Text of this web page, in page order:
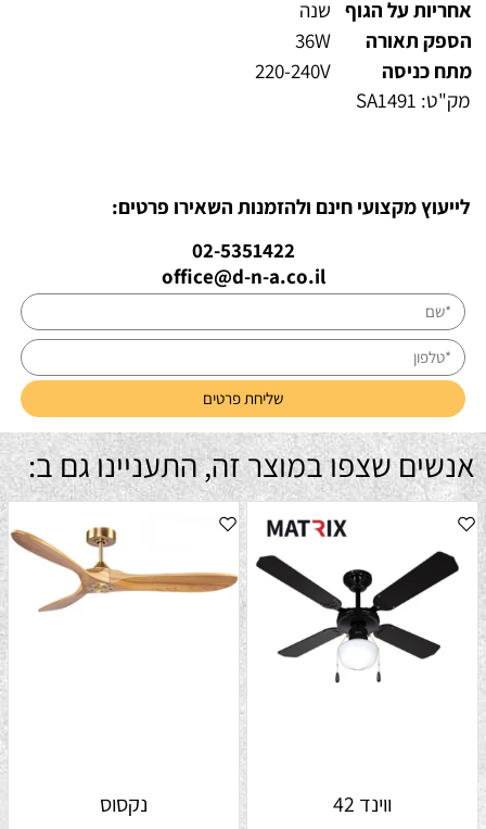
אחריות על הגוף שנה
הספק תאורה
36W
מתח כניסה
220-240V
מק"ט: SA1491
לייעוץ מקצועי חינם ולהזמנות השאירו פרטים:
02-5351422
office@d-n-a.co.il
אנשים שצפו במוצר זה, התעניינו גם ב:
ווינד 42 נקסוס